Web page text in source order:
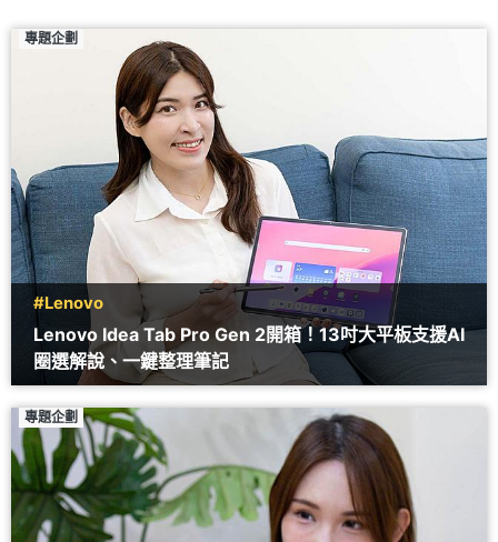
專題企劃
#Lenovo
Lenovo Idea Tab Pro Gen 2開箱！13吋大平板支援AI
圈選解說、一鍵整理筆記
專題企劃